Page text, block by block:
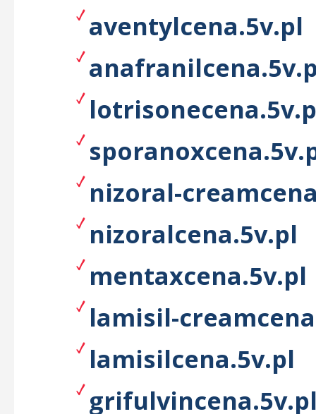
aventylcena.5v.pl
nizoral-
nizoralcena.5v.pl
mentaxcena.5v.pl
lamisil-
lamisilcena.5v.pl